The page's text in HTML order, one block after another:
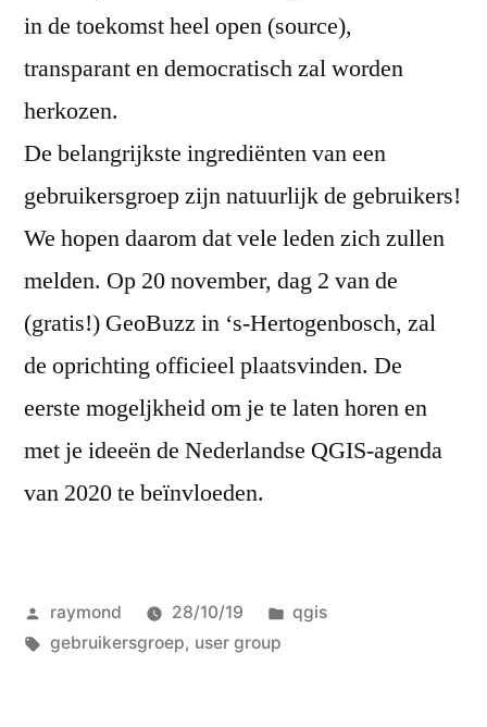
in de toekomst heel open (source),
transparant en democratisch zal worden
herkozen.
De belangrijkste ingrediënten van een
gebruikersgroep zijn natuurlijk de gebruikers!
We hopen daarom dat vele leden zich zullen
melden. Op 20 november, dag 2 van de
(gratis!) GeoBuzz in ‘s-Hertogenbosch, zal
de oprichting officieel plaatsvinden. De
eerste mogeljkheid om je te laten horen en
met je ideeën de Nederlandse QGIS-agenda
van 2020 te beïnvloeden.
Posted
by
raymond 28/10/19
Posted
qgis
Tags:
gebruikersgroep, user group